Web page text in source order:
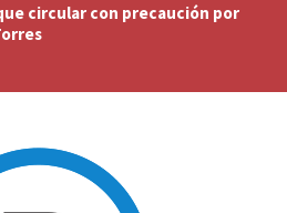
circular con precaución por